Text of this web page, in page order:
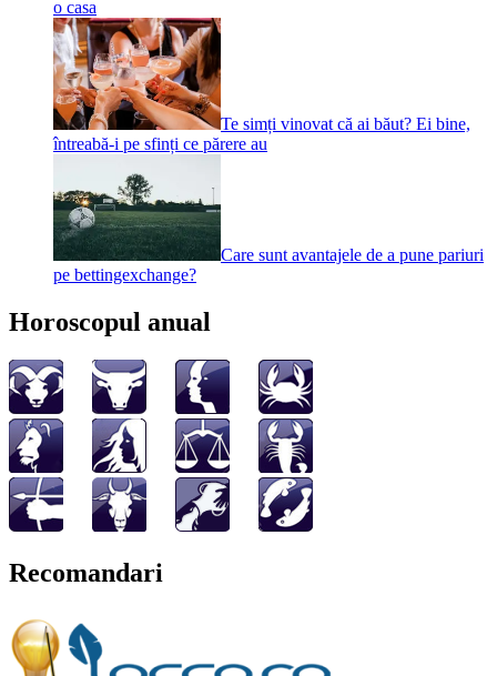
o casa
Te simți vinovat că ai băut? Ei bine,
întreabă-i pe sfinți ce părere au
Care sunt avantajele de a pune pariuri
pe bettingexchange?
Horoscopul anual
Recomandari